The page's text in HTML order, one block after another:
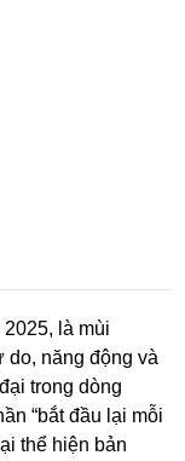
2025, là mùi
năng động và
trong dòng
“bắt đầu lại mỗi
thể hiện bản